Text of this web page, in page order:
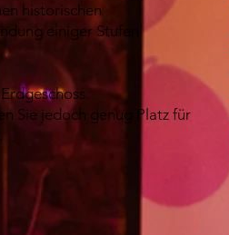
historischen
einiger Stufen
Sie jedoch genug Platz für